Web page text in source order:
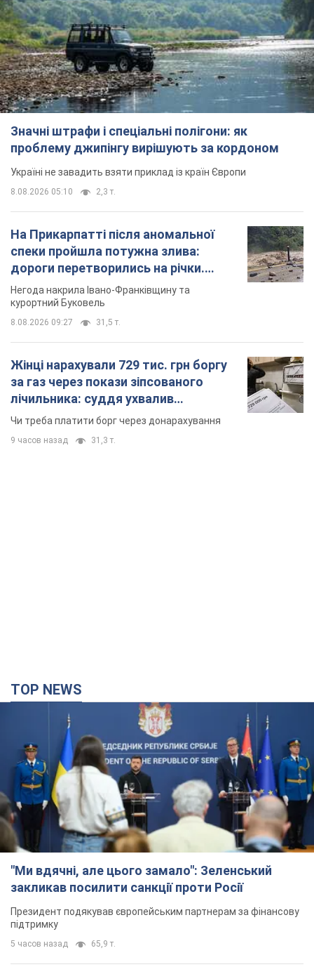
проблему джипінгу вирішують за кордоном
Україні не завадить взяти приклад із країн Європи
8.08.2026 05:10 2,3 т.
На Прикарпатті після аномальної
спеки пройшла потужна злива:
дороги перетворились на річки.
Відео
Негода накрила Івано-Франківщину та
за газ через покази зіпсованого
лічильника: суддя ухвалив
неочікуване рішення
9 часов назад 31,3 т.
"Ми вдячні, але цього замало": Зеленський
закликав посилити санкції проти Росії
Президент подякував європейським партнерам за фінансову
підтримку
5 часов назад 65,9 т.
Україна придбала у Туреччини 70 балістичних
ракет і багато іншого озброєння: у Держдепі
США оприлюднили список
3 часа назад